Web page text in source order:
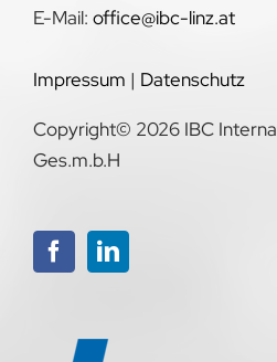
E-Mail: office@ibc-linz.at
Impressum | Datenschutz
Copyright© 2026 IBC
Ges.m.b.H